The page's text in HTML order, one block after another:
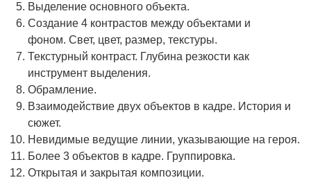
Выделение основного объекта.
Создание 4 контрастов между объектами и
фоном. Свет, цвет, размер, текстуры.
Текстурный контраст. Глубина резкости как
инструмент выделения.
Обрамление.
Взаимодействие двух объектов в кадре. История и
сюжет.
Невидимые ведущие линии, указывающие на героя.
Более 3 объектов в кадре. Группировка.
Открытая и закрытая композиции.